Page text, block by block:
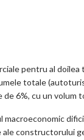
m
o
o
k
m
pentru al
totale
6%, cu un volum
ale constructorului